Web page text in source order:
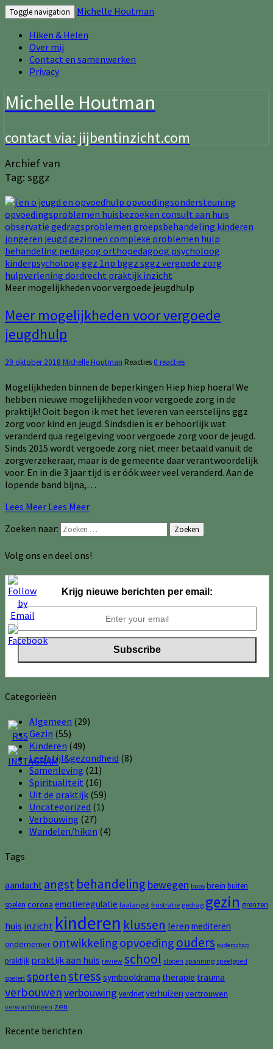
Toggle navigation
Michelle Houtman
Hiken & Helen
Over mij
Contact en samenwerken
Privacy
Michelle Houtman
contact via: jijbentinzicht.com
Archief van
Tag: sggz
Meer mogelijkheden voor vergoede jeugdhulp
Meer mogelijkheden voor vergoede
jeugdhulp
29 oktober 2018 Michelle Houtman Reacties 0 reacties
Mogelijkheden binnen de beperkingen Hiep hiep hoera! We
hebben nieuwe mogelijkheden voor vergoede zorg in de
praktijk! Ooit begon ik met het leveren van eerstelijns ggz
zorg voor kind en jeugd. Sindsdien is er behoorlijk wat
veranderd qua regelgeving voor vergoede zorg voor de jeugd.
Sinds 2015 wordt vergoede zorg niet meer betaald vanuit de
zorgverzekeraar, maar is de gemeente daar verantwoordelijk
voor. En in die 3 jaar tijd is er óók weer veel veranderd. Aan de
lopende band bijna,…
Lees Meer Lees Meer
Zoeken naar:
Zoeken
Volg ons en deel ons!
Krijg nieuwe berichten per email:
Categorieën
Algemeen (29)
Gezin (55)
Kinderen (49)
Leefstijl&gezondheid (8)
Samenleving (21)
Spiritualiteit (16)
Uit de praktijk (59)
Uncategorized (1)
Verbouwing (27)
Wandelen/hiken (4)
Tags
aandacht angst behandeling bewegen boos brein buiten
spelen corona emotieregulatie faalangst frustratie gedrag gezin grenzen
huis inzicht kinderen klussen leren mediteren
ondernemer ontwikkelingopvoeding ouders ouderschap
praktijk praktijk aan huis review school slopen spanning speelgoed
spelen sportenstress symbooldrama therapie trauma
verbouwenverbouwing verdrietverhuizen vertrouwen
verwachtingen zen
Recente berichten